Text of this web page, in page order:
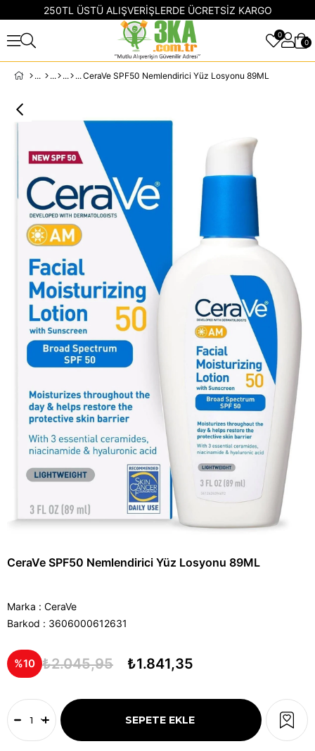
250TL ÜSTÜ ALIŞVERİŞLERDE ÜCRETSİZ KARGO
0
0
CeraVe SPF50 Nemlendirici Yüz Losyonu 89ML
CeraVe SPF50 Nemlendirici Yüz Losyonu 89ML
Marka : CeraVe
Barkod : 3606000612631
10 ₺2.045,95 ₺1.841,35